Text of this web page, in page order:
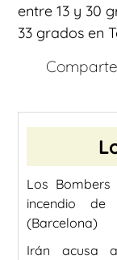
entre 13 y 30
33 grados en
Los
incendio
(Barcelona)
Irán acusa